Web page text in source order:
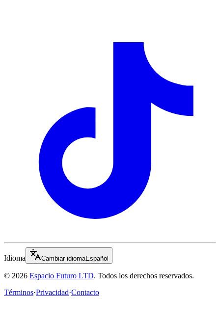
Idioma Cambiar idiomaEspañol
© 2026 Espacio Futuro LTD. Todos los derechos reservados.
Términos·Privacidad·Contacto